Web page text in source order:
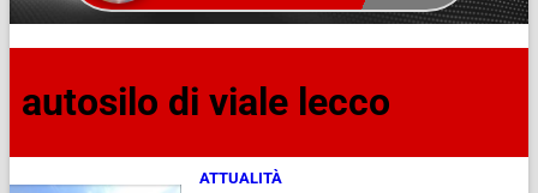
autosilo di viale lecco
ATTUALITÀ